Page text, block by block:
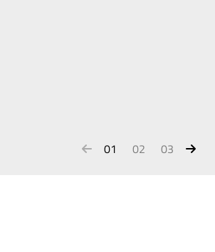
01 02 03